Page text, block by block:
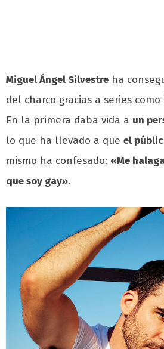
Miguel Ángel Silvestre ha
del charco gracias a series como
En la primera daba vida a un
lo que ha llevado a que el
mismo ha confesado: «Me
que soy gay».